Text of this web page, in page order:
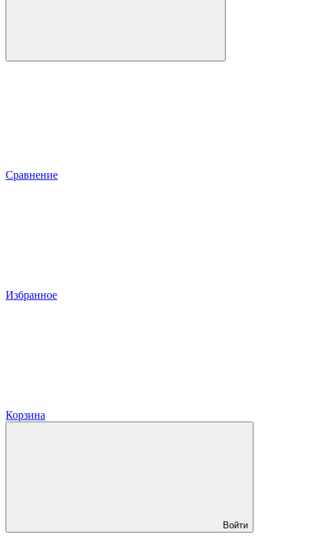
Сравнение
Избранное
Корзина
Войти